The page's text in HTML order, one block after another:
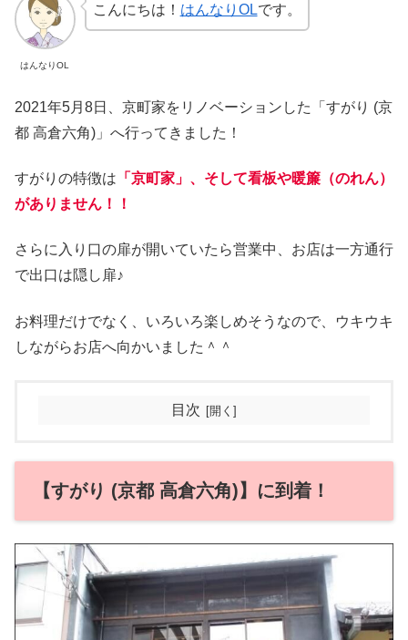
はんなりOL
こんにちは！ はんなりOLです。
2021年5月8日、京町家をリノベーションした「すがり (京
都 高倉六角)」へ行ってきました！
すがりの特徴は 「京町家」、そして看板や暖簾（のれん）
がありません！！
さらに入り口の扉が開いていたら営業中、お店は一方通行
で出口は隠し扉♪
お料理だけでなく、いろいろ楽しめそうなので、ウキウキ
しながらお店へ向かいました＾＾
目次
【すがり (京都 高倉六角)】に到着！